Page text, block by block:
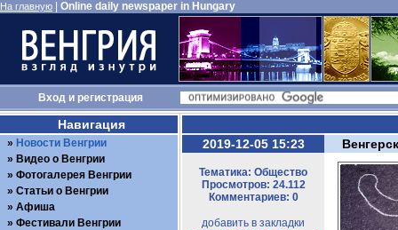
На главную Online daily newspaper in Hungary
Входи регистрация
2019-12-05 15:23
Тематика: Общество
Просмотров: 24.112
Комментариев: 0
добавить в закладки
Навигация
Новости Венгрии
Видео о Венгрии
Фотогалерея Венгрии
Статьи о Венгрии
Афиша
Фестивали Венгрии